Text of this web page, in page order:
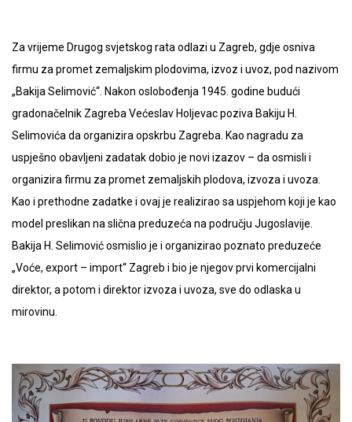
Za vrijeme Drugog svjetskog rata odlazi u Zagreb, gdje osniva
firmu za promet zemaljskim plodovima, izvoz i uvoz, pod nazivom
„Bakija Selimović“. Nakon oslobođenja 1945. godine budući
gradonačelnik Zagreba Većeslav Holjevac poziva Bakiju H.
Selimovića da organizira opskrbu Zagreba. Kao nagradu za
uspješno obavljeni zadatak dobio je novi izazov – da osmisli i
organizira firmu za promet zemaljskih plodova, izvoza i uvoza.
Kao i prethodne zadatke i ovaj je realizirao sa uspjehom koji je kao
model preslikan na slična preduzeća na području Jugoslavije.
Bakija H. Selimović osmislio je i organizirao poznato preduzeće
„Voće, export – import“ Zagreb i bio je njegov prvi komercijalni
direktor, a potom i direktor izvoza i uvoza, sve do odlaska u
mirovinu.